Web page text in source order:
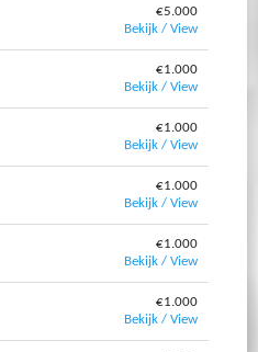
€5.000
Bekijk / View
€1.000
Bekijk / View
€1.000
Bekijk / View
€1.000
Bekijk / View
€1.000
Bekijk / View
€1.000
Bekijk / View